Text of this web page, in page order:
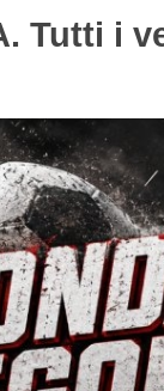
Tutti i